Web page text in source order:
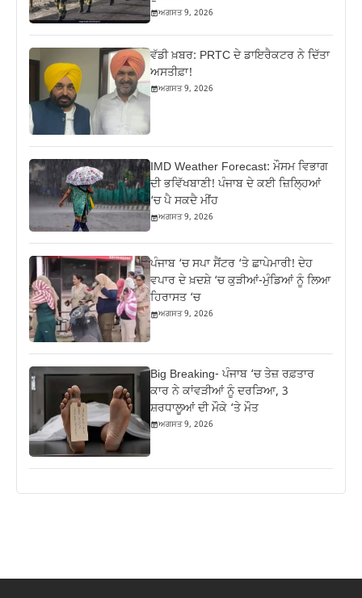
ਅਗਸਤ 9, 2026
ਵੱਡੀ ਖ਼ਬਰ: PRTC ਦੇ ਡਾਇਰੈਕਟਰ ਨੇ ਦਿੱਤਾ
ਅਸਤੀਫ਼ਾ!
ਅਗਸਤ 9, 2026
IMD Weather Forecast: ਮੌਸਮ ਵਿਭਾਗ
ਦੀ ਭਵਿੱਖਬਾਣੀ! ਪੰਜਾਬ ਦੇ ਕਈ ਜ਼ਿਲ੍ਹਿਆਂ
‘ਚ ਪੈ ਸਕਦੈ ਮੀਂਹ
ਅਗਸਤ 9, 2026
ਪੰਜਾਬ ‘ਚ ਸਪਾ ਸੈਂਟਰ ‘ਤੇ ਛਾਪੇਮਾਰੀ! ਦੇਹ
ਵਪਾਰ ਦੇ ਖ਼ਦਸ਼ੇ ‘ਚ ਕੁੜੀਆਂ-ਮੁੰਡਿਆਂ ਨੂੰ ਲਿਆ
ਹਿਰਾਸਤ ‘ਚ
ਅਗਸਤ 9, 2026
Big Breaking- ਪੰਜਾਬ ‘ਚ ਤੇਜ਼ ਰਫ਼ਤਾਰ
ਕਾਰ ਨੇ ਕਾਂਵੜੀਆਂ ਨੂੰ ਦਰੜਿਆ, 3
ਸ਼ਰਧਾਲੂਆਂ ਦੀ ਮੌਕੇ ‘ਤੇ ਮੌਤ
ਅਗਸਤ 9, 2026